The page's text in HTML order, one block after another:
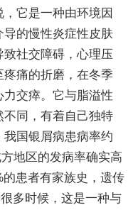
它是一种由环境因
的慢性炎症性皮肤
社交障碍，心理压
痛的折磨，在冬季
交瘁。它与脂溢性
不同，有着自己独特
国银屑病患病率约
地区的发病率确实高
患者有家族史，遗传
多时候，这是一种与